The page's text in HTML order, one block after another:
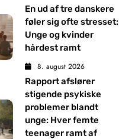
En ud af tre danskere
føler sig ofte stresset:
Unge og kvinder
hårdest ramt
8. august 2026
Rapport afslører
stigende psykiske
problemer blandt
unge: Hver femte
teenager ramt af